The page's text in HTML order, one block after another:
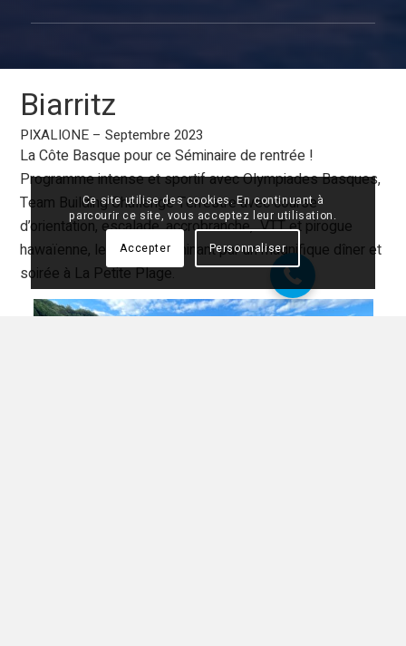
Biarritz
PIXALIONE – Septembre 2023
La Côte Basque pour ce Séminaire de rentrée !
Programme intense et sportif avec Olympiades Basques,
Team Building Challenge Terrestre avec course
d’orientation, escalade, accrobranche, VTT et pirogue
hawaïenne, le tout se terminant par un magnifique dîner et
soirée à La Petite Plage.
Ce site utilise des cookies. En continuant à
parcourir ce site, vous acceptez leur utilisation.
Accepter Personnaliser
07 68 28 51 58